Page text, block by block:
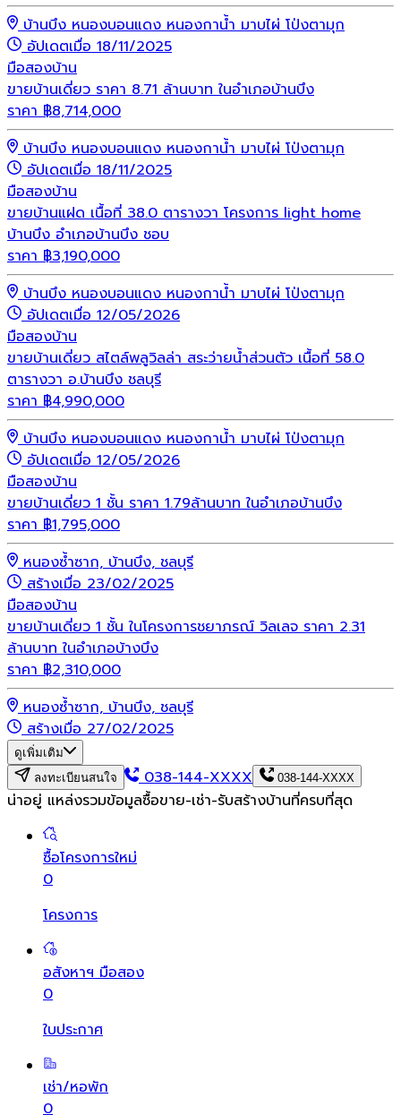
บ้านบึง หนองบอนแดง หนองกาน้ำ มาบไผ่ โป่งตามุก
อัปเดตเมื่อ 18/11/2025
มือสองบ้าน
ขายบ้านเดี่ยว ราคา 8.71 ล้านบาท ในอำเภอบ้านบึง
ราคา ฿8,714,000
บ้านบึง หนองบอนแดง หนองกาน้ำ มาบไผ่ โป่งตามุก
อัปเดตเมื่อ 18/11/2025
มือสองบ้าน
ขายบ้านแฝด เนื้อที่ 38.0 ตารางวา โครงการ light home
บ้านบึง อำเภอบ้านบึง ชอบ
ราคา ฿3,190,000
บ้านบึง หนองบอนแดง หนองกาน้ำ มาบไผ่ โป่งตามุก
อัปเดตเมื่อ 12/05/2026
มือสองบ้าน
ขายบ้านเดี่ยว สไตล์พลูวิลล่า สระว่ายน้ำส่วนตัว เนื้อที่ 58.0
ตารางวา อ.บ้านบึง ชลบุรี
ราคา ฿4,990,000
บ้านบึง หนองบอนแดง หนองกาน้ำ มาบไผ่ โป่งตามุก
อัปเดตเมื่อ 12/05/2026
มือสองบ้าน
ขายบ้านเดี่ยว 1 ชั้น ราคา 1.79ล้านบาท ในอำเภอบ้านบึง
ราคา ฿1,795,000
หนองซ้ำซาก, บ้านบึง, ชลบุรี
สร้างเมื่อ 23/02/2025
มือสองบ้าน
ขายบ้านเดี่ยว 1 ชั้น ในโครงการชยาภรณ์ วิลเลจ ราคา 2.31
ล้านบาท ในอำเภอบ้างบึง
ราคา ฿2,310,000
หนองซ้ำซาก, บ้านบึง, ชลบุรี
สร้างเมื่อ 27/02/2025
ดูเพิ่มเติม
ลงทะเบียนสนใจ
038-144-XXXX 038-144-XXXX
น่าอยู่ แหล่งรวมข้อมูลซื้อขาย-เช่า-รับสร้างบ้านที่ครบที่สุด
ซื้อโครงการใหม่
0
โครงการ
อสังหาฯ มือสอง
0
ใบประกาศ
เช่า/หอพัก
0